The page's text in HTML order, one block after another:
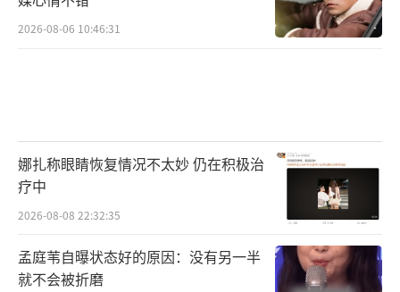
2026-08-06 10:46:31
娜扎称眼睛恢复情况不太妙 仍在积极治
疗中
2026-08-08 22:32:35
孟庭苇自曝状态好的原因：没有另一半
就不会被折磨